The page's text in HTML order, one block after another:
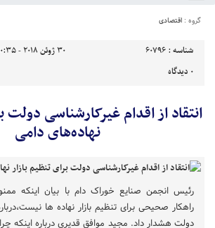
گروه : اقتصادی
شناسه : 60796
30 ژوئن 2018 - 10:35
0 دیدگاه
انتقاد از اقدام غیرکارشناسی دولت
نهاده‌های دامی
رئیس انجمن صنایع خوراک دام با بیان اینکه
راهکار صحیحی برای تنظیم بازار نهاده ها
دولت هشدار داد. مجید موافق قدیری درباره اینکه